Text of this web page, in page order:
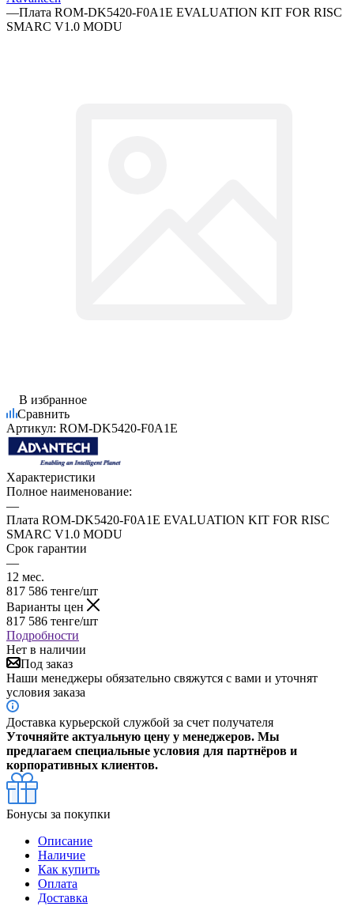
—Плата ROM-DK5420-F0A1E EVALUATION KIT FOR RISC
SMARC V1.0 MODU
В избранное
Сравнить
Артикул: ROM-DK5420-F0A1E
Характеристики
Полное наименование:
—
Плата ROM-DK5420-F0A1E EVALUATION KIT FOR RISC
SMARC V1.0 MODU
Срок гарантии
—
12 мес.
817 586 тенге/шт
Варианты цен
817 586 тенге/шт
Подробности
Нет в наличии
Под заказ
Наши менеджеры обязательно свяжутся с вами и уточнят
условия заказа
Доставка курьерской службой за счет получателя
Уточняйте актуальную цену у менеджеров. Мы
предлагаем специальные условия для партнёров и
корпоративных клиентов.
Бонусы за покупки
Описание
Наличие
Как купить
Оплата
Доставка